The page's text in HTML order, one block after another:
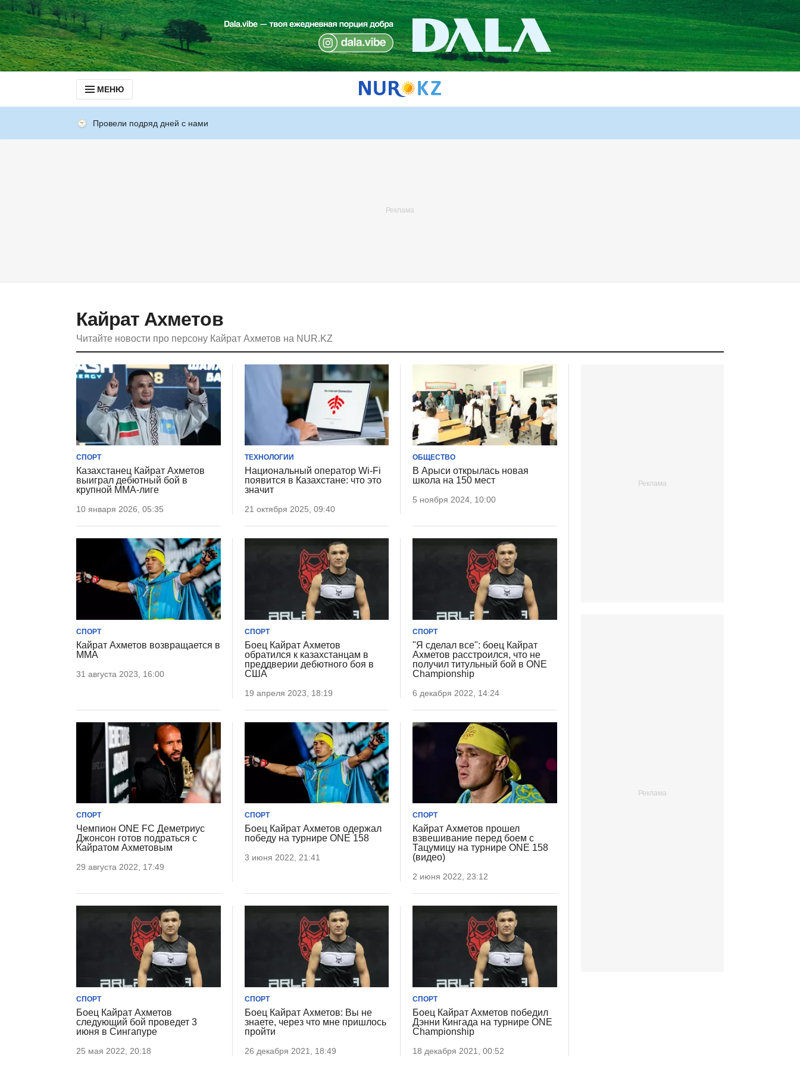
МЕНЮ
Провели подряд дней с нами
Кайрат Ахметов
Читайте новости про персону Кайрат Ахметов на NUR.KZ
СПОРТ
Казахстанец Кайрат Ахметов
выиграл дебютный бой в
крупной ММА-лиге
10 января 2026, 05:35
ТЕХНОЛОГИИ
Национальный оператор Wi-Fi
появится в Казахстане: что это
значит
21 октября 2025, 09:40
ОБЩЕСТВО
В Арыси открылась новая
школа на 150 мест
5 ноября 2024, 10:00
СПОРТ
Кайрат Ахметов возвращается в
ММА
31 августа 2023, 16:00
СПОРТ
Боец Кайрат Ахметов
обратился к казахстанцам в
преддверии дебютного боя в
США
19 апреля 2023, 18:19
СПОРТ
"Я сделал все": боец Кайрат
Ахметов расстроился, что не
получил титульный бой в ONE
Championship
6 декабря 2022, 14:24
СПОРТ
Чемпион ONE FC Деметриус
Джонсон готов подраться с
Кайратом Ахметовым
29 августа 2022, 17:49
СПОРТ
Боец Кайрат Ахметов одержал
победу на турнире ONE 158
3 июня 2022, 21:41
СПОРТ
Кайрат Ахметов прошел
взвешивание перед боем с
Тацумицу на турнире ONE 158
(видео)
2 июня 2022, 23:12
СПОРТ
Боец Кайрат Ахметов
следующий бой проведет 3
июня в Сингапуре
25 мая 2022, 20:18
СПОРТ
Боец Кайрат Ахметов: Вы не
знаете, через что мне пришлось
пройти
26 декабря 2021, 18:49
СПОРТ
Боец Кайрат Ахметов победил
Дэнни Кингада на турнире ONE
Championship
18 декабря 2021, 00:52